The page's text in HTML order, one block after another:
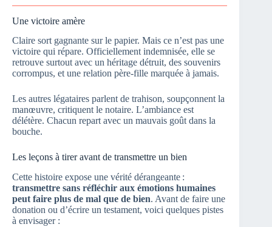
Une victoire amère
Claire sort gagnante sur le papier. Mais ce n’est pas une
victoire qui répare. Officiellement indemnisée, elle se
retrouve surtout avec un héritage détruit, des souvenirs
corrompus, et une relation père-fille marquée à jamais.
Les autres légataires parlent de trahison, soupçonnent la
manœuvre, critiquent le notaire. L’ambiance est
délétère. Chacun repart avec un mauvais goût dans la
bouche.
Les leçons à tirer avant de transmettre un bien
Cette histoire expose une vérité dérangeante :
transmettre sans réfléchir aux émotions humaines
peut faire plus de mal que de bien. Avant de faire une
donation ou d’écrire un testament, voici quelques pistes
à envisager :